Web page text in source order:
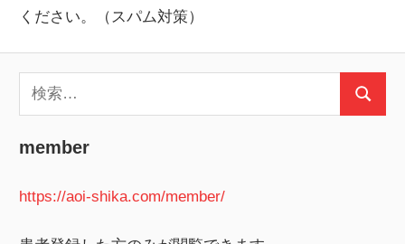
ください。（スパム対策）
索:
検
member
https://aoi-shika.com/member/